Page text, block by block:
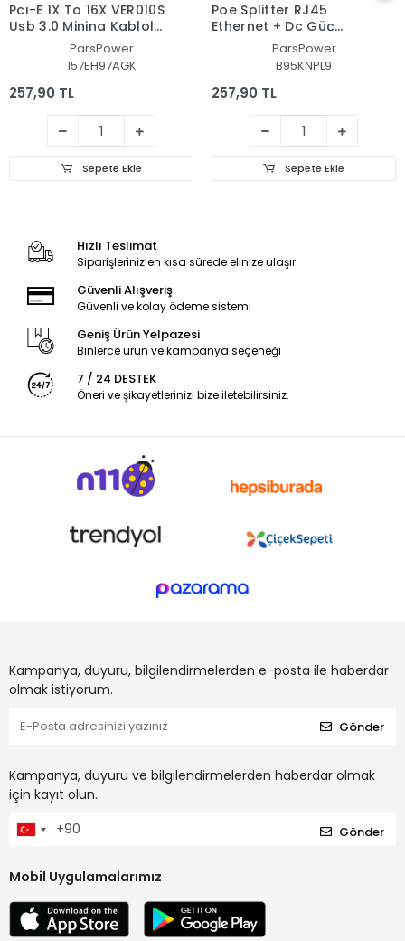
Pcı-E 1X To 16X VER010S
Usb 3.0 Mining Kablolu
Riser DGRTKN_096
ParsPower
157EH97AGK
257,90 TL
Sepete Ekle
Poe Splitter RJ45
Ethernet + Dc Güç
Ayırıcı Ip Kamera ve
Ağ Cihazları Için T
ParsPower
B95KNPL9
257,90 TL
Sepete Ekle
Hızlı Teslimat
Siparişleriniz en kısa sürede elinize ulaşır.
Güvenli Alışveriş
Güvenli ve kolay ödeme sistemi
Geniş Ürün Yelpazesi
Binlerce ürün ve kampanya seçeneği
7 / 24 DESTEK
Öneri ve şikayetlerinizi bize iletebilirsiniz.
Kampanya, duyuru, bilgilendirmelerden e-posta ile haberdar
olmak istiyorum.
Gönder
Kampanya, duyuru ve bilgilendirmelerden haberdar olmak
için kayıt olun.
Gönder
Mobil Uygulamalarımız